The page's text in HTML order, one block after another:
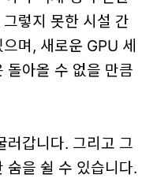
렇지 못한 시설 간
며, 새로운 GPU 세
돌아올 수 없을 만큼
러갑니다. 그리고 그
숨을 쉴 수 있습니다.